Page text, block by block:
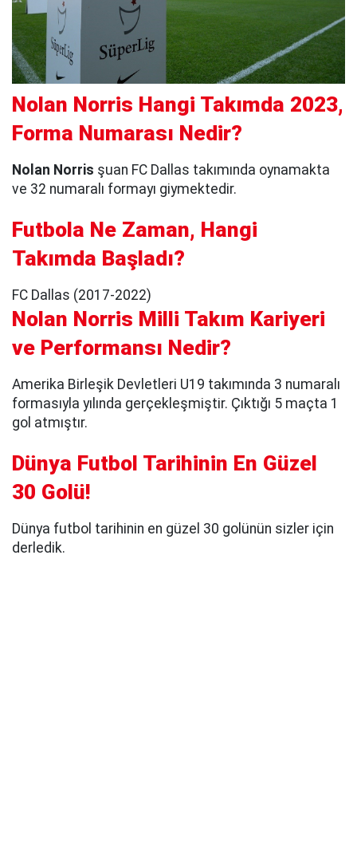
Nolan Norris Hangi Takımda 2023,
Forma Numarası Nedir?
Nolan Norris şuan FC Dallas takımında oynamakta
ve 32 numaralı formayı giymektedir.
Futbola Ne Zaman, Hangi
Takımda Başladı?
FC Dallas (2017-2022)
Nolan Norris Milli Takım Kariyeri
ve Performansı Nedir?
Amerika Birleşik Devletleri U19 takımında 3 numaralı
formasıyla yılında gerçekleşmiştir. Çıktığı 5 maçta 1
gol atmıştır.
Dünya Futbol Tarihinin En Güzel
30 Golü!
Dünya futbol tarihinin en güzel 30 golünün sizler için
derledik.